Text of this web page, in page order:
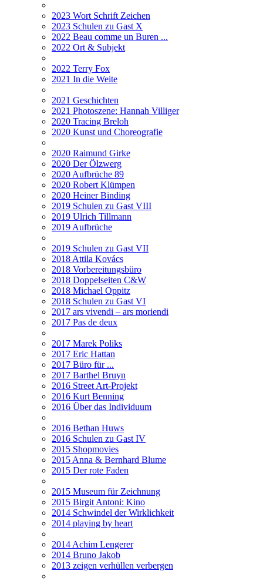
2023 Wort Schrift Zeichen
2023 Schulen zu Gast X
2022 Beau comme un Buren ...
2022 Ort & Subjekt
2022 Terry Fox
2021 In die Weite
2021 Geschichten
2021 Photoszene: Hannah Villiger
2020 Tracing Breloh
2020 Kunst und Choreografie
2020 Raimund Girke
2020 Der Ölzwerg
2020 Aufbrüche 89
2020 Robert Klümpen
2020 Heiner Binding
2019 Schulen zu Gast VIII
2019 Ulrich Tillmann
2019 Aufbrüche
2019 Schulen zu Gast VII
2018 Attila Kovács
2018 Vorbereitungsbüro
2018 Doppelseiten C&W
2018 Michael Oppitz
2018 Schulen zu Gast VI
2017 ars vivendi – ars moriendi
2017 Pas de deux
2017 Marek Poliks
2017 Eric Hattan
2017 Büro für ...
2017 Barthel Bruyn
2016 Street Art-Projekt
2016 Kurt Benning
2016 Über das Individuum
2016 Bethan Huws
2016 Schulen zu Gast IV
2015 Shopmovies
2015 Anna & Bernhard Blume
2015 Der rote Faden
2015 Museum für Zeichnung
2015 Birgit Antoni: Kino
2014 Schwindel der Wirklichkeit
2014 playing by heart
2014 Achim Lengerer
2014 Bruno Jakob
2013 zeigen verhüllen verbergen